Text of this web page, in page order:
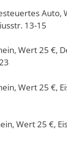
Auto,
13-15
Wert 25 €,
Wert 25 €,
Wert 25 €,